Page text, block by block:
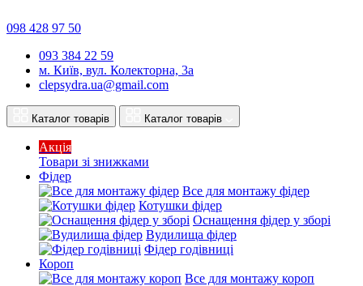
098 428 97 50
093 384 22 59
м. Київ, вул. Колекторна, 3а
clepsydra.ua@gmail.com
Каталог товарів Каталог товарів
Акція
Товари зі знижками
Фідер
Все для монтажу фідер
Котушки фідер
Оснащення фідер у зборі
Вудилища фідер
Фідер годівниці
Короп
Все для монтажу короп